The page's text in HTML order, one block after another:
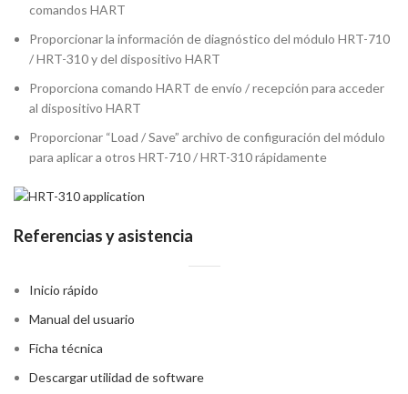
comandos HART
Proporcionar la información de diagnóstico del módulo HRT-710
/ HRT-310 y del dispositivo HART
Proporciona comando HART de envío / recepción para acceder
al dispositivo HART
Proporcionar “Load / Save” archivo de configuración del módulo
para aplicar a otros HRT-710 / HRT-310 rápidamente
Referencias y asistencia
Inicio rápido
Manual del usuario
Ficha técnica
Descargar utilidad de software